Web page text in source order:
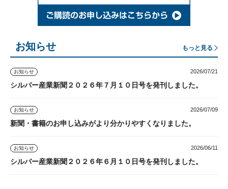
お知らせ もっと見る
お知らせ 2026/07/21
シルバー産業新聞２０２６年７月１０日号を発刊しました。
お知らせ 2026/07/09
新聞・書籍のお申し込みがより分かりやすくなりました。
お知らせ 2026/06/11
シルバー産業新聞２０２６年６月１０日号を発刊しました。